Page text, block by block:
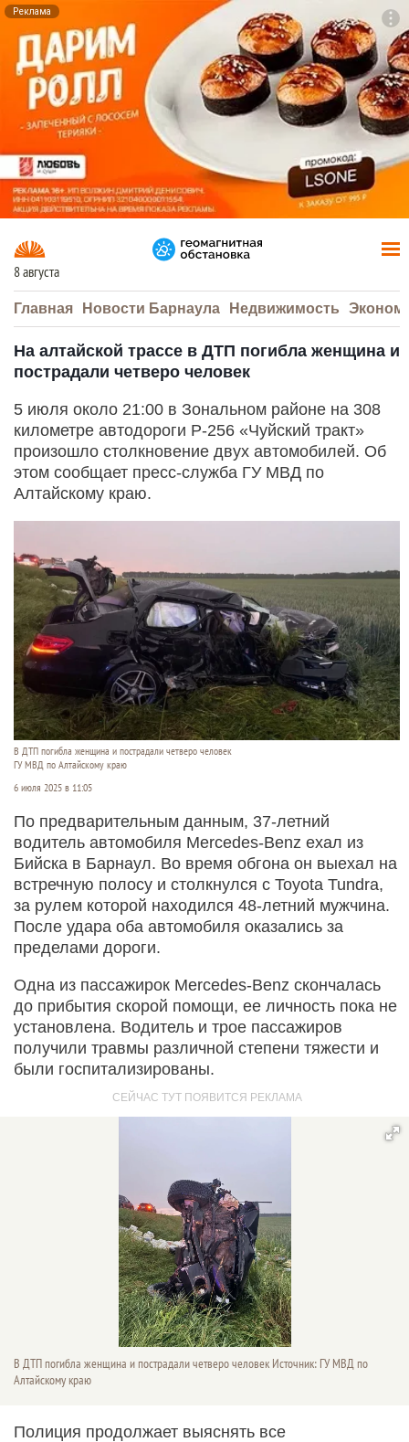
Реклама
8 августа
Главная Новости Барнаула Недвижимость
На алтайской трассе в ДТП погибла женщина и
пострадали четверо человек
5 июля около 21:00 в Зональном районе на 308
километре автодороги Р-256 «Чуйский тракт»
произошло столкновение двух автомобилей. Об
этом сообщает пресс-служба ГУ МВД по
Алтайскому краю.
В ДТП погибла женщина и пострадали четверо человек
ГУ МВД по Алтайскому краю
6 июля 2025 в 11:05
По предварительным данным, 37-летний
водитель автомобиля Mercedes-Benz ехал из
Бийска в Барнаул. Во время обгона он выехал на
встречную полосу и столкнулся с Toyota Tundra,
за рулем которой находился 48-летний мужчина.
После удара оба автомобиля оказались за
пределами дороги.
Одна из пассажирок Mercedes-Benz скончалась
до прибытия скорой помощи, ее личность пока не
установлена. Водитель и трое пассажиров
получили травмы различной степени тяжести и
были госпитализированы.
В ДТП погибла женщина и пострадали четверо человек Источник: ГУ МВД по
Алтайскому краю
Полиция продолжает выяснять все